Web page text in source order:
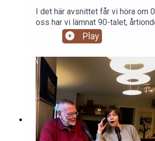
I det här avsnittet får vi höra om
oss har vi lämnat 90-talet,
digitaliserades. Det här
inledas med terror och sluta med
drabbas Sverige av nationell sorg
drar in över Sydostasien och
människoliv, däribland 543
kommer att bli den pryl som bäst
det här decenniet som präglas av
spåren av kriget mot terrorn.I
övervakningssamhället, träffar vi
Play